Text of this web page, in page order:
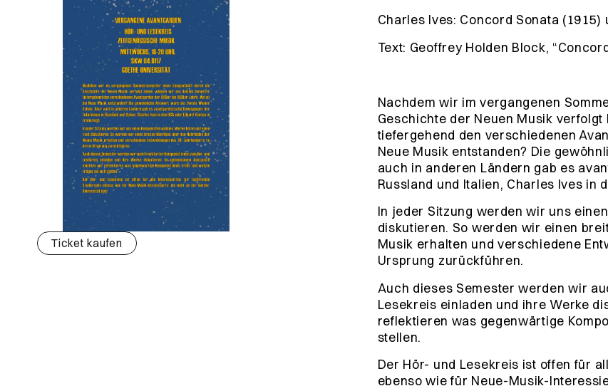
Ticket kaufen
Charles Ives: Concord Sonata
Text: Geoffrey Holden Block,
Nachdem wir im vergangenen
Geschichte der Neuen Musik
tiefergehend den verschiedenen
Neue Musik entstanden? Die
auch in anderen Ländern gab es
Russland und Italien, Charles Ives in
In jeder Sitzung werden wir uns
diskutieren. So werden wir einen
Musik erhalten und verschiedene
Ursprung zurückführen.
Auch dieses Semester werden wir
Lesekreis einladen und ihre Werke
reflektieren was gegenwärtige
stellen.
Der Hör- und Lesekreis ist offen für
ebenso wie für Neue-Musik-